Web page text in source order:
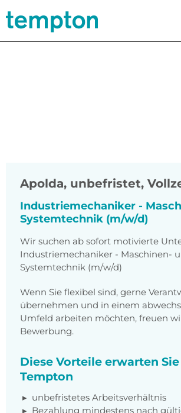
Apolda, unbefristet,
Industriemechaniker -
Systemtechnik (m/w/d)
Wir suchen ab sofort motivierte
Industriemechaniker - Maschinen-
Systemtechnik (m/w/d)
Wenn Sie flexibel sind, gerne
übernehmen und in einem
Umfeld arbeiten möchten, freuen
Bewerbung.
Diese Vorteile erwarten
Tempton
unbefristetes Arbeitsverhältnis
Bezahlung mindestens nach